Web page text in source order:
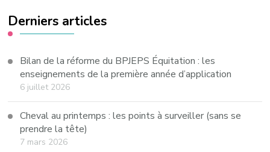
Derniers articles
Bilan de la réforme du BPJEPS Équitation : les
enseignements de la première année d’application
6 juillet 2026
Cheval au printemps : les points à surveiller (sans se
prendre la tête)
7 mars 2026